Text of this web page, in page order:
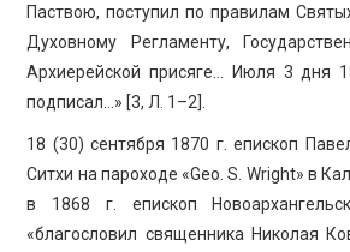
Паствою, поступил по правилам
Духовному Регламенту,
Архиерейской присяге… Июля 3 дня
подписал…» [3, Л. 1–2].
18 (30) сентября 1870 г. епископ
Ситхи на пароходе «Geo. S. Wright» в
в 1868 г. епископ
«благословил священника Николая